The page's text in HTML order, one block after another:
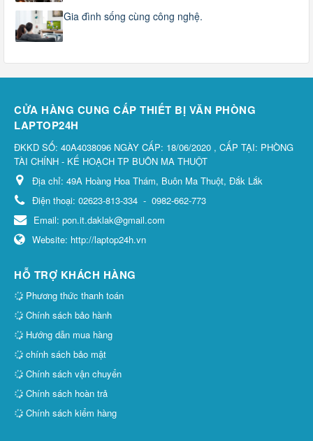
Gia đình sống cùng công nghệ.
CỬA HÀNG CUNG CẤP THIẾT BỊ VĂN PHÒNG
LAPTOP24H
ĐKKD SỐ: 40A4038096 NGÀY CẤP: 18/06/2020 , CẤP TẠI: PHÒNG
TÀI CHÍNH - KẾ HOẠCH TP BUÔN MA THUỘT
Địa chỉ: 49A Hoàng Hoa Thám, Buôn Ma Thuột, Đắk Lắk
Điện thoại: 02623-813-334 - 0982-662-773
Email: pon.it.daklak@gmail.com
Website: http://laptop24h.vn
HỖ TRỢ KHÁCH HÀNG
Phương thức thanh toán
Chính sách bảo hành
Hướng dẫn mua hàng
chính sách bảo mật
Chính sách vận chuyển
Chính sách hoàn trả
Chính sách kiểm hàng